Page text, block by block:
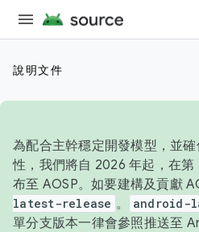
說明文件
為配合主幹穩定開發模型，並
性，我們將自 2026 年起，在
布至 AOSP。如要建構及貢獻
latest-release 。 android-
單分支版本一律會參照推送至